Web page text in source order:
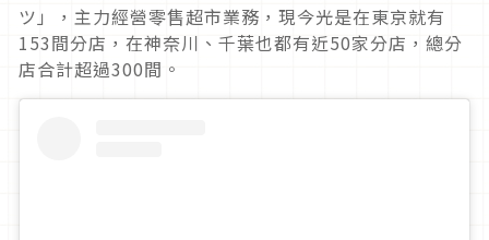
ツ」，主力經營零售超市業務，現今光是在東京就有
153間分店，在神奈川、千葉也都有近50家分店，總分
店合計超過300間。